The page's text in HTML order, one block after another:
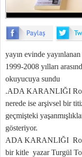
yayın evinde
1999-2008 yılları
okuyucuya sundu
.ADA KARANLIĞI
nerede ise arşivsel bir
geçmişteki
gösteriyor.
ADA KARANLIĞI
bir kitle yazar Turgül